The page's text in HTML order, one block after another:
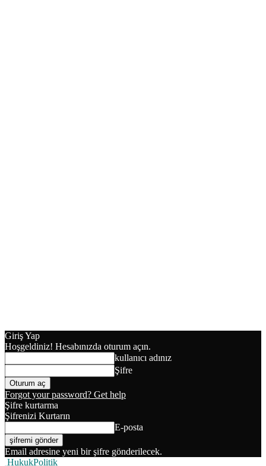
Giriş Yap
Hoşgeldiniz! Hesabınızda oturum açın.
kullanıcı adınız
Şifre
Forgot your password? Get help
Şifre kurtarma
Şifrenizi Kurtarın
E-posta
Email adresine yeni bir şifre gönderilecek.
HukukPolitik